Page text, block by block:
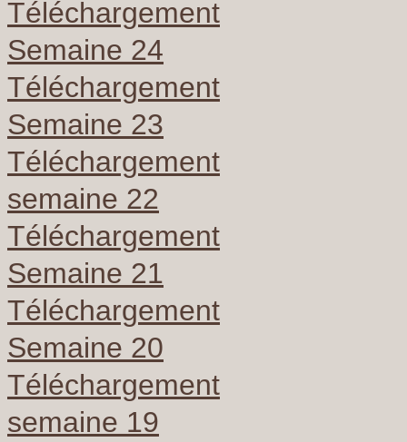
Téléchargement
Semaine 24
Téléchargement
Semaine 23
Téléchargement
semaine 22
Téléchargement
Semaine 21
Téléchargement
Semaine 20
Téléchargement
semaine 19